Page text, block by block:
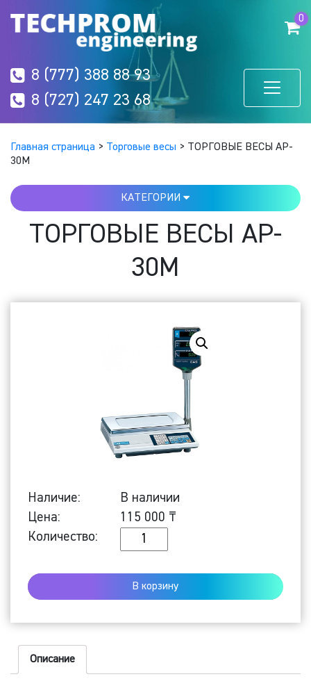
0
8 (777) 388 88 93
8 (727) 247 23 68
Главная страница > Торговые весы > ТОРГОВЫЕ ВЕСЫ AP-
30M
КАТЕГОРИИ
ТОРГОВЫЕ ВЕСЫ AP-
30M
Наличие:
В наличии
Цена:
115 000 ₸
Количество:
Количество
ТОРГОВЫЕ
ВЕСЫ
В корзину
Описание